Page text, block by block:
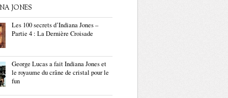
JONES
Les 100 secrets d’Indiana Jones –
Partie 4 : La Dernière Croisade
George Lucas a fait Indiana Jones et
le royaume du crâne de cristal pour le
fun